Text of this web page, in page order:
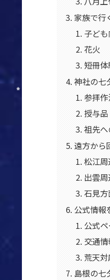
家族で行
子ど
花火
短冊体
神社の七
参拝作
授与品
祖先
遠方から
松江周
出雲
石見方
公式情報
公式
交通
荒天
島根の七